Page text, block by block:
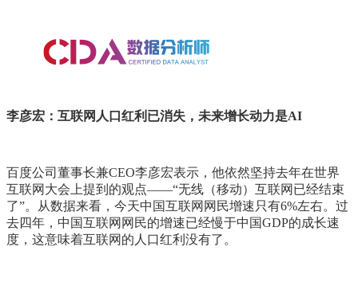
李彦宏：互联网人口红利已消失，未来增长动力是AI
百度公司董事长兼CEO李彦宏表示，他依然坚持去年在世界
互联网大会上提到的观点——“无线（移动）互联网已经结束
了”。从数据来看，今天中国互联网网民增速只有6%左右。过
去四年，中国互联网网民的增速已经慢于中国GDP的成长速
度，这意味着互联网的人口红利没有了。